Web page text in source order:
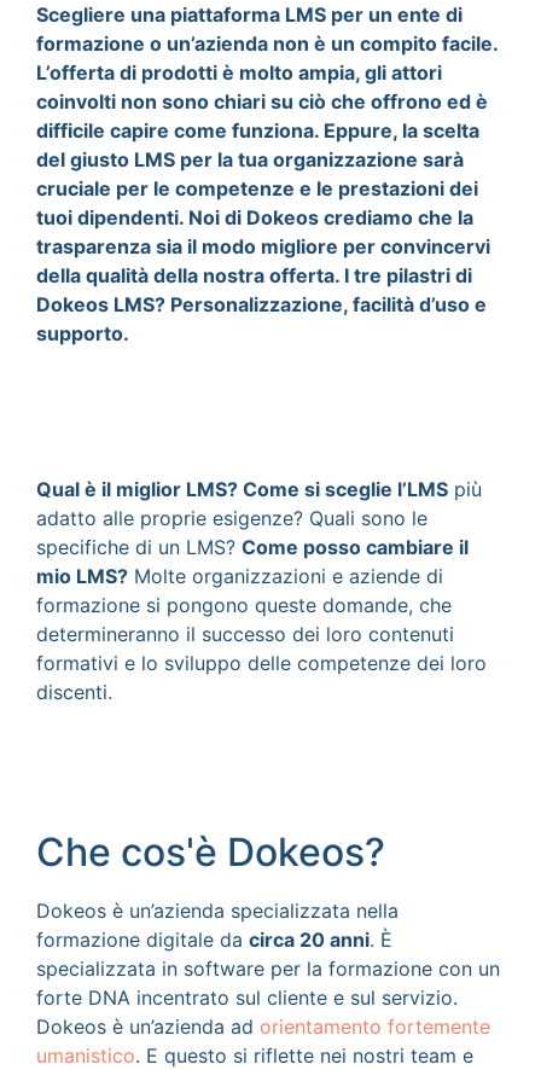
Scegliere una piattaforma LMS per un ente di
formazione o un’azienda non è un compito facile.
L’offerta di prodotti è molto ampia, gli attori
coinvolti non sono chiari su ciò che offrono ed è
difficile capire come funziona. Eppure, la scelta
del giusto LMS per la tua organizzazione sarà
cruciale per le competenze e le prestazioni dei
tuoi dipendenti. Noi di Dokeos crediamo che la
trasparenza sia il modo migliore per convincervi
della qualità della nostra offerta. I tre pilastri di
Dokeos LMS? Personalizzazione, facilità d’uso e
supporto.
Qual è il miglior LMS? Come si sceglie l’LMS più
adatto alle proprie esigenze? Quali sono le
specifiche di un LMS? Come posso cambiare il
mio LMS? Molte organizzazioni e aziende di
formazione si pongono queste domande, che
determineranno il successo dei loro contenuti
formativi e lo sviluppo delle competenze dei loro
discenti.
Che cos'è Dokeos?
Dokeos è un’azienda specializzata nella
formazione digitale da circa 20 anni. È
specializzata in software per la formazione con un
forte DNA incentrato sul cliente e sul servizio.
Dokeos è un’azienda ad orientamento fortemente
umanistico. E questo si riflette nei nostri team e